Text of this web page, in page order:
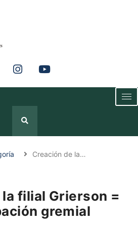
Creación de la…
filial Grierson =
gremial